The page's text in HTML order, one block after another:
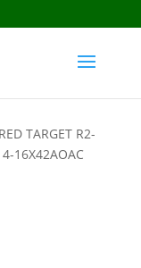
TARGET R2-
16X42AOAC